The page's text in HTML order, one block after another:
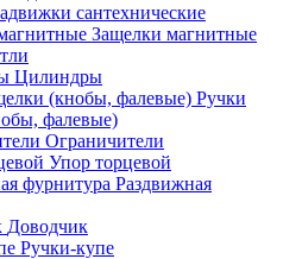
сантехнические
Защелки магнитные
Цилиндры
Ручки
фалевые)
Ограничители
Упор торцевой
Раздвижная
Доводчик
Ручки-купе